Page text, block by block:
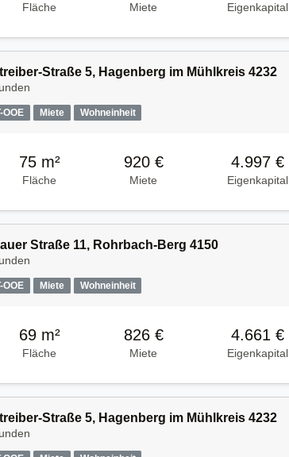
Fläche Miete Eigenkapital
Straße 5, Hagenberg im Mühlkreis 4232
OOE Miete Wohneinheit
75 m²
Fläche
920 €
Miete
4.997 €
Eigenkapital
Straße 11, Rohrbach-Berg 4150
OOE Miete Wohneinheit
69 m²
Fläche
826 €
Miete
4.661 €
Eigenkapital
Straße 5, Hagenberg im Mühlkreis 4232